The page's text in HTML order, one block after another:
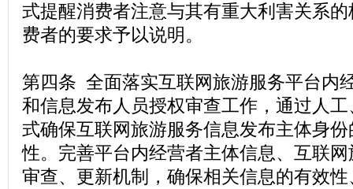
式提醒消费者注意与其有重大利害关系
费者的要求予以说明。
第四条 全面落实互联网旅游服务平台内
和信息发布人员授权审查工作，通过人
式确保互联网旅游服务信息发布主体身
性。完善平台内经营者主体信息、互联
审查、更新机制，确保相关信息的有效